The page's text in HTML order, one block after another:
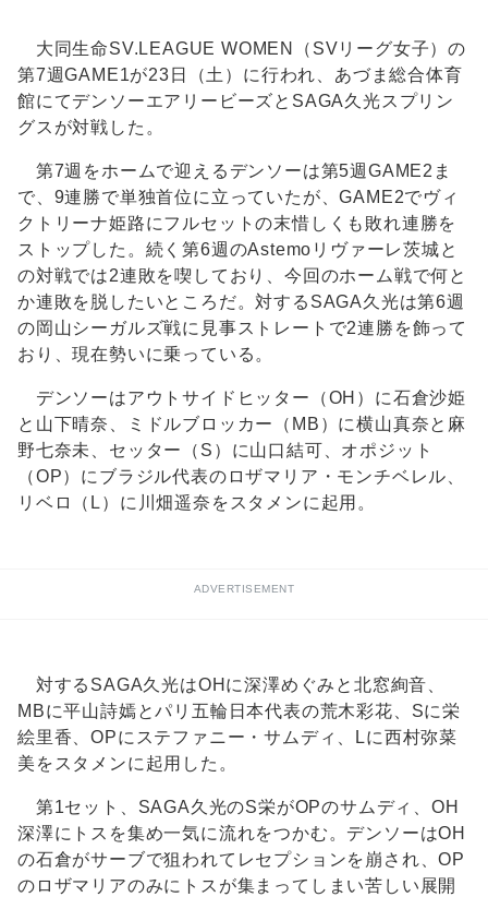
大同生命SV.LEAGUE WOMEN（SVリーグ女子）の
第7週GAME1が23日（土）に行われ、あづま総合体育
館にてデンソーエアリービーズとSAGA久光スプリン
グスが対戦した。
第7週をホームで迎えるデンソーは第5週GAME2ま
で、9連勝で単独首位に立っていたが、GAME2でヴィ
クトリーナ姫路にフルセットの末惜しくも敗れ連勝を
ストップした。続く第6週のAstemoリヴァーレ茨城と
の対戦では2連敗を喫しており、今回のホーム戦で何と
か連敗を脱したいところだ。対するSAGA久光は第6週
の岡山シーガルズ戦に見事ストレートで2連勝を飾って
おり、現在勢いに乗っている。
デンソーはアウトサイドヒッター（OH）に石倉沙姫
と山下晴奈、ミドルブロッカー（MB）に横山真奈と麻
野七奈未、セッター（S）に山口結可、オポジット
（OP）にブラジル代表のロザマリア・モンチベレル、
リベロ（L）に川畑遥奈をスタメンに起用。
ADVERTISEMENT
対するSAGA久光はOHに深澤めぐみと北窓絢音、
MBに平山詩嫣とパリ五輪日本代表の荒木彩花、Sに栄
絵里香、OPにステファニー・サムディ、Lに西村弥菜
美をスタメンに起用した。
第1セット、SAGA久光のS栄がOPのサムディ、OH
深澤にトスを集め一気に流れをつかむ。デンソーはOH
の石倉がサーブで狙われてレセプションを崩され、OP
のロザマリアのみにトスが集まってしまい苦しい展開